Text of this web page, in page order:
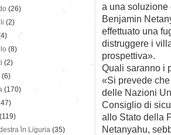
a una soluzione
Benjamin
effettuato una
distruggere i
prospettiva».
Quali saranno i
«Si prevede
delle Nazioni
Consiglio di
allo Stato della
Netanyahu,
(26)
(2)
(8)
(2)
(6)
(170)
(119)
in Liguria (35)